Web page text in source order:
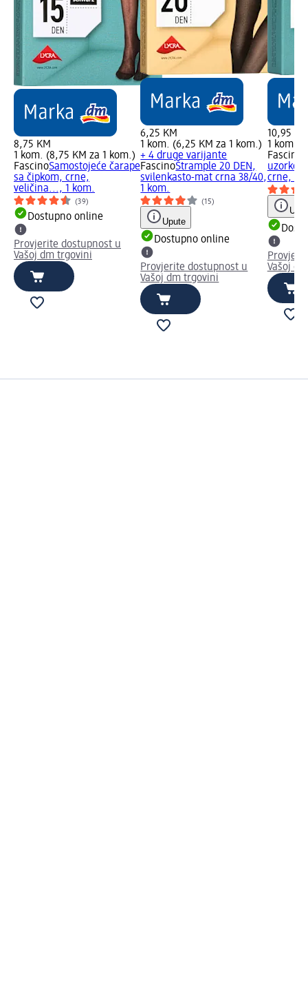
8,75 KM
1 kom. (8,75 KM za 1 kom.)
FascinoSamostojeće čarape
sa čipkom, crne,
veličina..., 1 kom.
(39)
Dostupno online
Provjerite dostupnost u
Vašoj dm trgovini
6,25 KM
1 kom. (6,25 KM za 1 kom.)
+ 4 druge varijante
FascinoŠtrample 20 DEN,
svilenkasto-mat crna 38/40,
1 kom.
(15)
Upute
Dostupno online
Provjerite dostupnost u
Vašoj dm trgovini
10,95 KM
1 kom.
Fascino
crne, 1
Vašoj